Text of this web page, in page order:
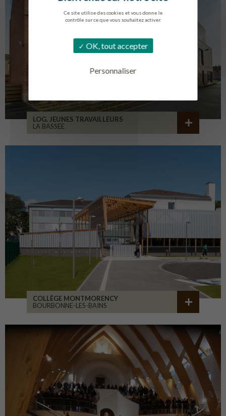
Ce site utilise des cookies et vous donne le
contrôle sur ce que vous souhaitez activer.
OK, tout accepter
Personnaliser
LOG. JEUNES TRAVAILLEURS
LA BASSEE
COLLÈGE MONTMORENCY
BOURBONNE-LES-BAINS